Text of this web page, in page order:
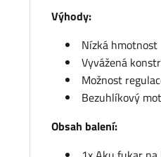
Výhody:
Nízká hmotnost
Vyvážená
Možnost
Bezuhlíkový
Obsah balení: